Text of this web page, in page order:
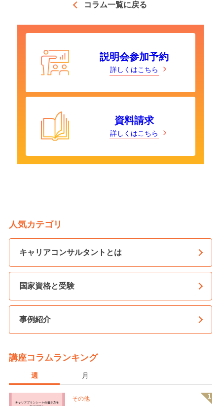
コラム一覧に戻る
説明会参加予約
詳しくはこちら
資料請求
詳しくはこちら
人気カテゴリ
キャリアコンサルタントとは
国家資格と受験
事例紹介
講座コラムランキング
週 月
その他